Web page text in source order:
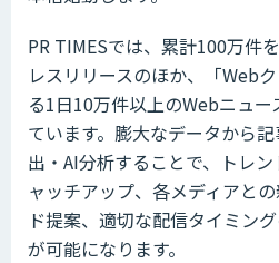
PR TIMESでは、累計100万件
レスリリースのほか、「Web
る1日10万件以上のWebニュ
ています。膨大なデータから
出・AI分析することで、トレ
ャッチアップ、各メディアと
ド提案、適切な配信タイミン
が可能になります。